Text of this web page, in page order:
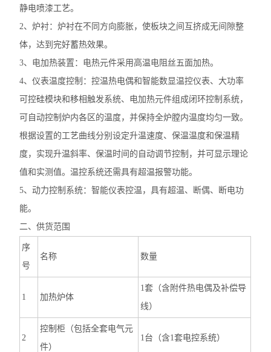
静电喷漆工艺。
2、炉衬：炉衬在不同方向膨胀，使板块之间互挤成无间隙整
体，达到完好蓄热效果。
3、电加热装置：电热元件采用高温电阻丝五面加热。
4、仪表温度控制：控温热电偶和智能数显温控仪表、大功率
可控硅模块和移相触发系统、电加热元件组成闭环控制系统，
可自动控制炉内各区的温度，并保持全炉膛内温度均匀一致。
根据设置的工艺曲线分别设定升温速度、保温温度和保温精
度，实现升温斜率、保温时间的自动调节控制，并可显示理论
值和实测值。温控系统还需具有超温报警功能。
5、动力控制系统：智能仪表控温，具有超温、断偶、断电功
能。
二、供货范围
序
号
名称 数量
1 加热炉体
1套（含附件热电偶及补偿导
线）
2
控制柜（包括全套电气元
件）
1台（含1套电控系统）